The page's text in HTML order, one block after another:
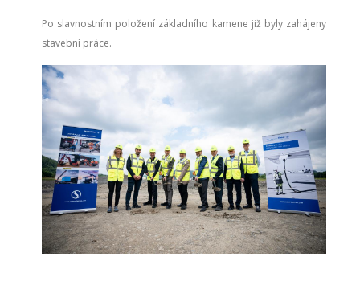
Po slavnostním položení základního kamene již byly zahájeny
stavební práce.